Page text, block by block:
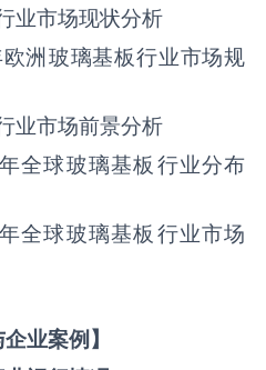
业市场现状分析
洲‌‌‌‌‌‌‌玻璃基板‌‌‌‌‌‌‌‌‌‌‌‌‌‌‌‌‌‌‌行业市场规
业市场前景分析
年全球‌‌‌‌‌‌‌玻璃基板‌‌‌‌‌‌‌‌‌‌‌‌‌‌‌‌‌‌‌行业分布
年全球‌‌‌‌‌‌‌玻璃基板‌‌‌‌‌‌‌‌‌‌‌‌‌‌‌‌‌‌‌行业市场
业案例】